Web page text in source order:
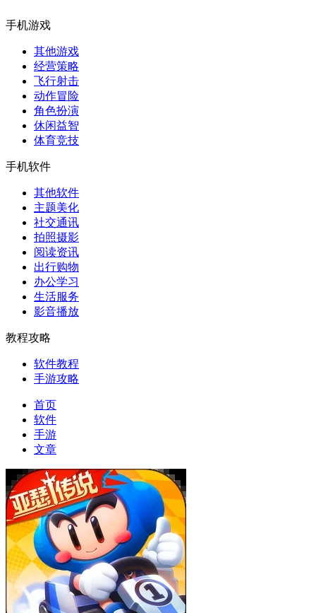
手机游戏
其他游戏
经营策略
飞行射击
动作冒险
角色扮演
休闲益智
体育竞技
手机软件
其他软件
主题美化
社交通讯
拍照摄影
阅读资讯
出行购物
办公学习
生活服务
影音播放
教程攻略
软件教程
手游攻略
首页
软件
手游
文章